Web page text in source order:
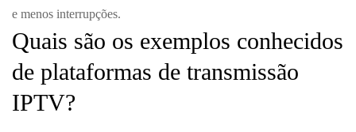
e menos interrupções.
Quais são os exemplos conhecidos
de plataformas de transmissão
IPTV?